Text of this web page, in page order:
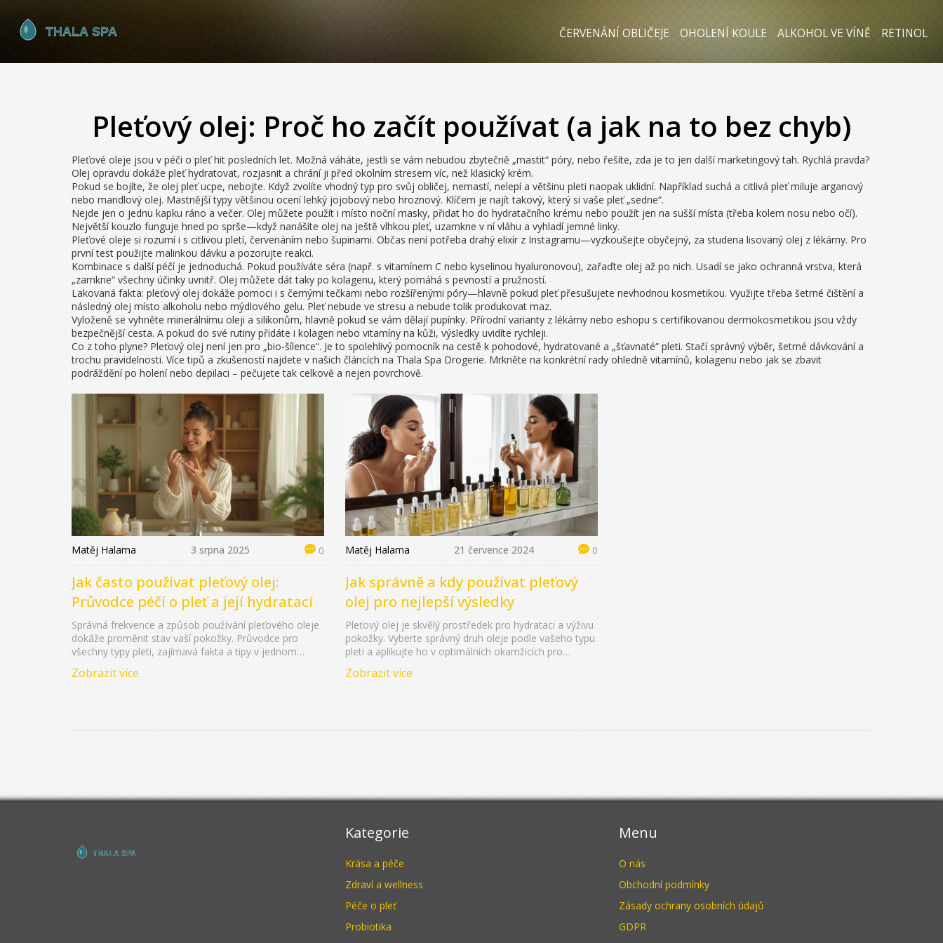
ČERVENÁNÍ OBLIČEJE OHOLENÍ KOULE ALKOHOL VE VÍNĚ RETINOL
Pleťový olej: Proč ho začít používat (a jak na to bez chyb)
Pleťové oleje jsou v péči o pleť hit posledních let. Možná váháte, jestli se vám nebudou zbytečně „mastit“ póry, nebo řešíte, zda je to jen další marketingový tah. Rychlá pravda?
Olej opravdu dokáže pleť hydratovat, rozjasnit a chrání ji před okolním stresem víc, než klasický krém.
Pokud se bojíte, že olej pleť ucpe, nebojte. Když zvolíte vhodný typ pro svůj obličej, nemastí, nelepí a většinu pleti naopak uklidní. Například suchá a citlivá pleť miluje arganový
nebo mandlový olej. Mastnější typy většinou ocení lehký jojobový nebo hroznový. Klíčem je najít takový, který si vaše pleť „sedne“.
Nejde jen o jednu kapku ráno a večer. Olej můžete použít i místo noční masky, přidat ho do hydratačního krému nebo použít jen na sušší místa (třeba kolem nosu nebo očí).
Největší kouzlo funguje hned po sprše—když nanášíte olej na ještě vlhkou pleť, uzamkne v ní vláhu a vyhladí jemné linky.
Pleťové oleje si rozumí i s citlivou pletí, červenáním nebo šupinami. Občas není potřeba drahý elixír z Instagramu—vyzkoušejte obyčejný, za studena lisovaný olej z lékárny. Pro
první test použijte malinkou dávku a pozorujte reakci.
Kombinace s další péčí je jednoduchá. Pokud používáte séra (např. s vitamínem C nebo kyselinou hyaluronovou), zařaďte olej až po nich. Usadí se jako ochranná vrstva, která
„zamkne“ všechny účinky uvnitř. Olej můžete dát taky po kolagenu, který pomáhá s pevností a pružností.
Lakovaná fakta: pleťový olej dokáže pomoci i s černými tečkami nebo rozšířenými póry—hlavně pokud pleť přesušujete nevhodnou kosmetikou. Využijte třeba šetrné čištění a
následný olej místo alkoholu nebo mýdlového gelu. Pleť nebude ve stresu a nebude tolik produkovat maz.
Vyloženě se vyhněte minerálnímu oleji a silikonům, hlavně pokud se vám dělají pupínky. Přírodní varianty z lékárny nebo eshopu s certifikovanou dermokosmetikou jsou vždy
bezpečnější cesta. A pokud do své rutiny přidáte i kolagen nebo vitamíny na kůži, výsledky uvidíte rychleji.
Co z toho plyne? Pleťový olej není jen pro „bio-šílence“. Je to spolehlivý pomocník na cestě k pohodové, hydratované a „šťavnaté“ pleti. Stačí správný výběr, šetrné dávkování a
trochu pravidelnosti. Více tipů a zkušeností najdete v našich článcích na Thala Spa Drogerie. Mrkněte na konkrétní rady ohledně vitamínů, kolagenu nebo jak se zbavit
podráždění po holení nebo depilaci – pečujete tak celkově a nejen povrchově.
Matěj Halama 3 srpna 2025 0
Jak často používat pleťový olej:
Průvodce péčí o pleť a její hydratací
Správná frekvence a způsob používání pleťového oleje
dokáže proměnit stav vaší pokožky. Průvodce pro
všechny typy pleti, zajímavá fakta a tipy v jednom
Zobrazit více
Matěj Halama 21 července 2024 0
Jak správně a kdy používat pleťový
olej pro nejlepší výsledky
Pleťový olej je skvělý prostředek pro hydrataci a výživu
pokožky. Vyberte správný druh oleje podle vašeho typu
pleti a aplikujte ho v optimálních okamžicích pro
poskytne vše, co potřebujete vědět o aplikaci
Zobrazit více
Kategorie
Krása a péče
Zdraví a wellness
Péče o pleť
Probiotika
Menu
O nás
Obchodní podmínky
Zásady ochrany osobních údajů
GDPR